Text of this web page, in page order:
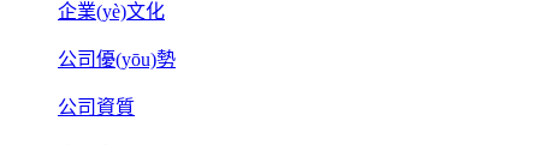
企業(yè)文化
公司優(yōu)勢
公司資質